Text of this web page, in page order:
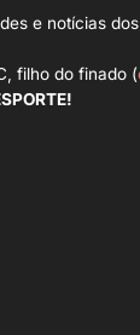
e notícias
filho do finado (